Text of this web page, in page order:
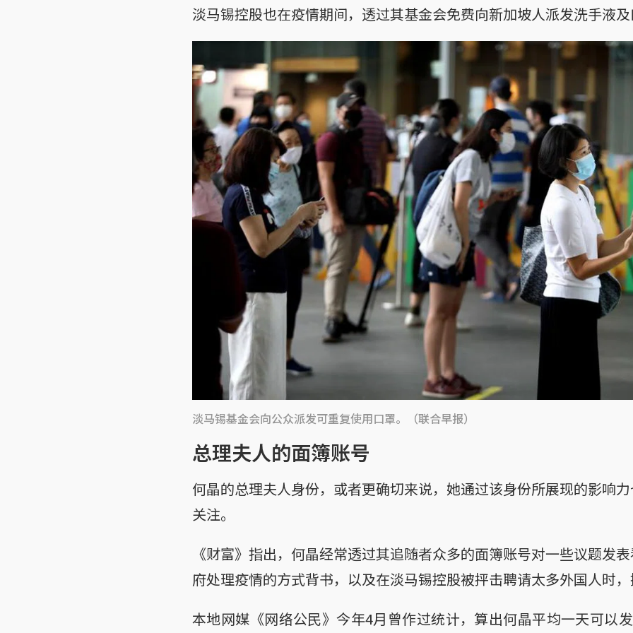
淡马锡控股也在疫情期间，透过其基金会免费向新加坡人派发洗手液
淡马锡基金会向公众派发可重复使用口罩。（联合早报）
总理夫人的面簿账号
何晶的总理夫人身份，或者更确切来说，她通过该身份所展现的影响
关注。
《财富》指出，何晶经常透过其追随者众多的面簿账号对一些议题发
府处理疫情的方式背书，以及在淡马锡控股被抨击聘请太多外国人时
本地网媒《网络公民》今年4月曾作过统计，算出何晶平均一天可以